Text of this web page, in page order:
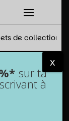
de collection
sur ta
à
x